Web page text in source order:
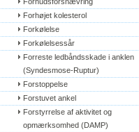
Forhøjet kolesterol
Forkølelse
Forkølelsessår
Forreste ledbåndsskade i anklen
(Syndesmose-Ruptur)
Forstoppelse
Forstuvet ankel
Forstyrrelse af aktivitet og
opmærksomhed (DAMP)